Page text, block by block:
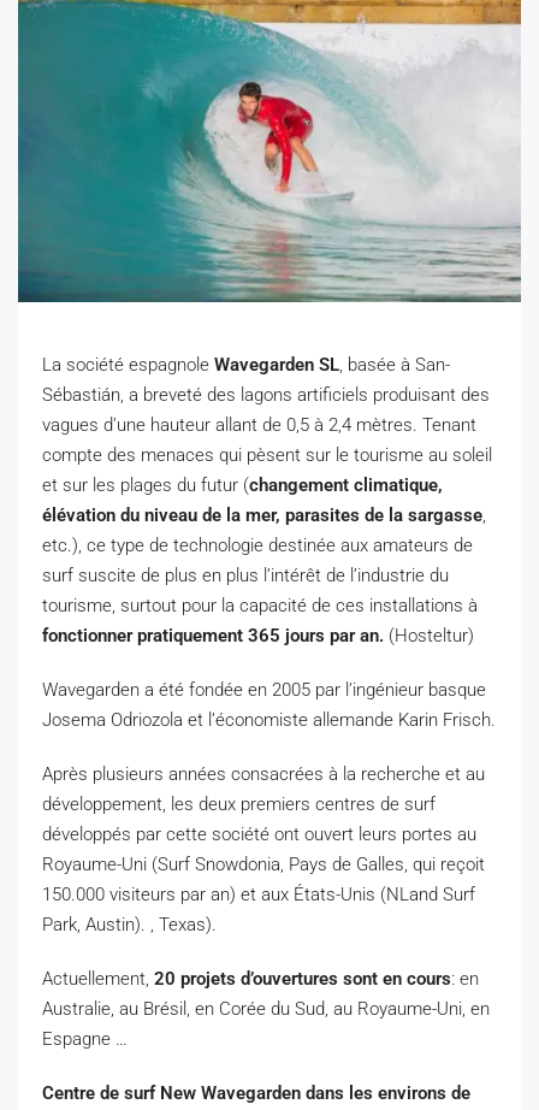
La société espagnole Wavegarden SL , basée à San-
Sébastián, a breveté des lagons artificiels produisant des
vagues d’une hauteur allant de 0,5 à 2,4 mètres. Tenant
compte des menaces qui pèsent sur le tourisme au soleil
et sur les plages du futur (changement climatique,
élévation du niveau de la mer, parasites de la sargasse
etc.), ce type de technologie destinée aux amateurs de
surf suscite de plus en plus l’intérêt de l’industrie du
tourisme, surtout pour la capacité de ces installations à
fonctionner pratiquement 365 jours par an. (Hosteltur)
Wavegarden a été fondée en 2005 par l’ingénieur basque
Josema Odriozola et l’économiste allemande Karin Frisch.
Après plusieurs années consacrées à la recherche et au
développement, les deux premiers centres de surf
développés par cette société ont ouvert leurs portes au
Royaume-Uni (Surf Snowdonia, Pays de Galles, qui reçoit
150.000 visiteurs par an) et aux États-Unis (NLand Surf
Park, Austin). , Texas).
Actuellement, 20 projets d’ouvertures sont en cours: en
Australie, au Brésil, en Corée du Sud, au Royaume-Uni, en
Espagne …
Centre de surf New Wavegarden dans les environs de